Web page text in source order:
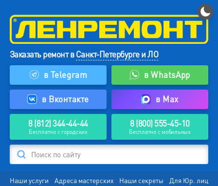
Заказать ремонт вСанкт-Петербурге и ЛО
в Telegram
в WhatsApp
в Вконтакте в Max
8 (812) 344-44-44
Бесплатно с городских
8 (800) 555-45-10
Бесплатно с мобильных
Поиск по сайту
Наши услуги Адреса мастерских Наши секреты
Для Юр. лиц